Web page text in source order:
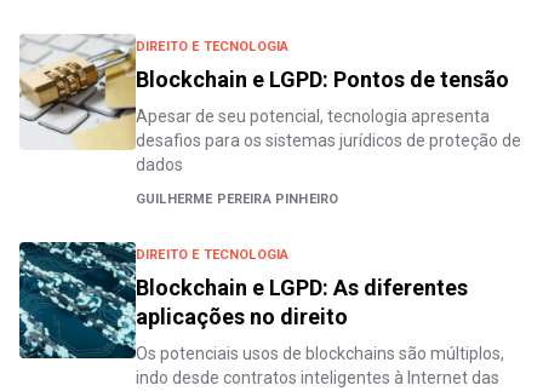
DIREITO E TECNOLOGIA
Blockchain e LGPD: Pontos de tensão
Apesar de seu potencial, tecnologia apresenta
desafios para os sistemas jurídicos de proteção de
dados
GUILHERME PEREIRA PINHEIRO
DIREITO E TECNOLOGIA
Blockchain e LGPD: As diferentes
aplicações no direito
Os potenciais usos de blockchains são múltiplos,
indo desde contratos inteligentes à Internet das